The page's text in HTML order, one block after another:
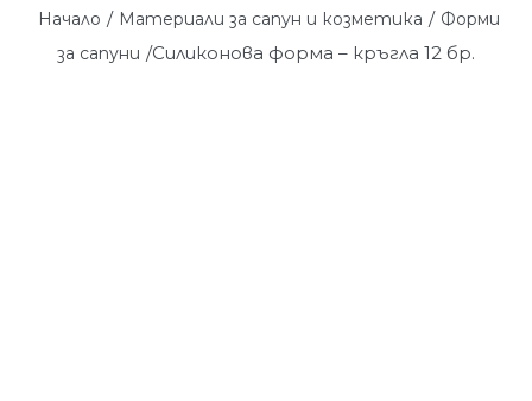
Начало / Материали за сапун и козметика / Форми
за сапуни /Силиконова форма – кръгла 12 бр.